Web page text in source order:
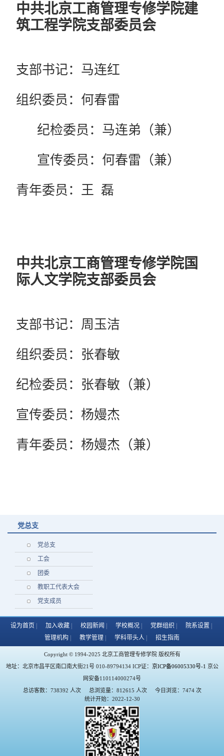
党总支
党总支
工会
团委
教职工代表大会
党支成员
中共北京工商管理专修学院建
筑工程学院支部委员会
支部书记：马连红
组织委员：何春雷
纪检委员：马连弟（兼）
宣传委员：何春雷（兼）
青年委员：王 磊
中共北京工商管理专修学院国
际人文学院支部委员会
支部书记：周玉洁
组织委员：张春敏
纪检委员：张春敏（兼）
宣传委员：杨嫚杰
青年委员：杨嫚杰（兼）
设为首页 加入收藏 校园新闻 学校概况 党群组织
院系设置
管理机构
教学管理 学科带头人 招生指南
Copyright © 1994-2025 北京工商管理专修学院 版权所有
地址：北京市昌平区南口南大街21号 010-89794134 ICP证： 京ICP备06005330号-1 京公
网安备110114000274号
总访客数：738392 人次
总浏览量：812615 人次
今日浏览：7474 次
统计开始：2022-12-30